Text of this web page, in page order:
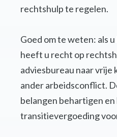
rechtshulp te regelen.
Goed om te weten: als
heeft u recht op
adviesbureau naar vrije
ander arbeidsconflict.
belangen behartigen
transitievergoeding